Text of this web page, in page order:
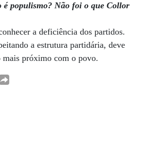
é populismo? Não foi o que Collor
a deficiência dos partidos.
a estrutura partidária, deve
mais próximo com o povo.